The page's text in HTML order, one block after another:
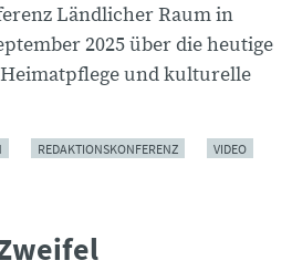
Ländlicher Raum in
2025 über die heutige
und kulturelle
REDAKTIONSKONFERENZ VIDEO